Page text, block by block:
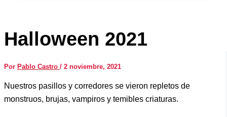
Halloween 2021
Por Pablo Castro / 2 noviembre, 2021
Nuestros pasillos y corredores se vieron repletos de
monstruos, brujas, vampiros y temibles criaturas.